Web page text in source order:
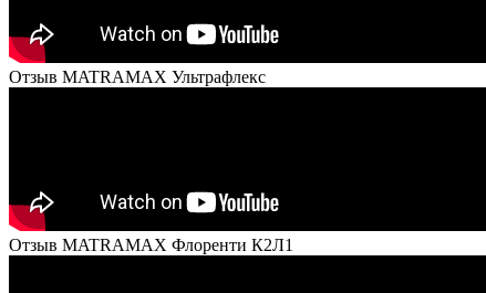
Отзыв MATRAMAX Ультрафлекс
Отзыв MATRAMAX Флоренти К2Л1